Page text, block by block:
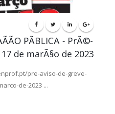
PÃBLICA - PrÃ©-
de marÃ§o de 2023
pre-aviso-de-greve-
de-2023 ...